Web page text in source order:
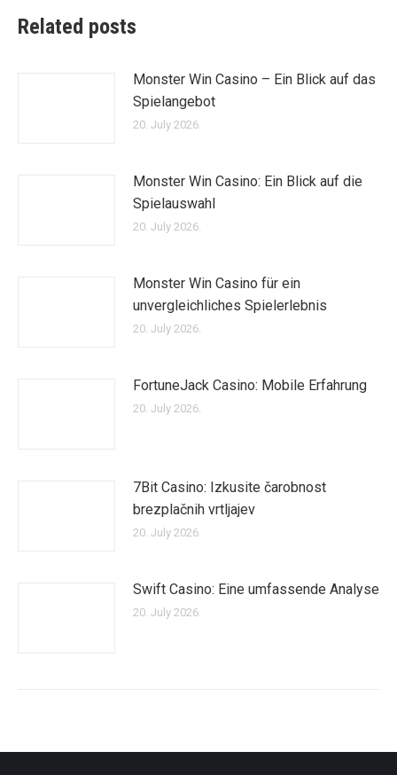
Related posts
Monster Win Casino – Ein Blick auf das
Spielangebot
20. July 2026.
Monster Win Casino: Ein Blick auf die
Spielauswahl
20. July 2026.
Monster Win Casino für ein
unvergleichliches Spielerlebnis
20. July 2026.
FortuneJack Casino: Mobile Erfahrung
20. July 2026.
7Bit Casino: Izkusite čarobnost
brezplačnih vrtljajev
20. July 2026.
Swift Casino: Eine umfassende Analyse
20. July 2026.